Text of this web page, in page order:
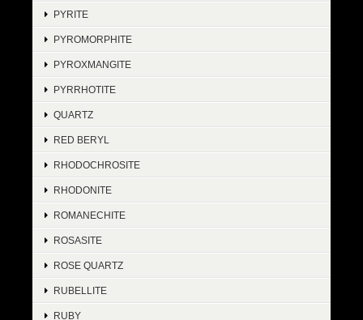
PYRITE
PYROMORPHITE
PYROXMANGITE
PYRRHOTITE
QUARTZ
RED BERYL
RHODOCHROSITE
RHODONITE
ROMANECHITE
ROSASITE
ROSE QUARTZ
RUBELLITE
RUBY